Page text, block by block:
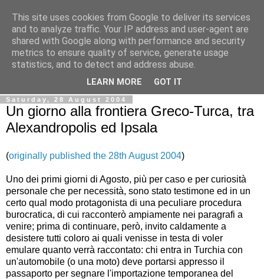
Ale Riolo's blog
Some posts are inEnglish , altri sono inItaliano , algunos
Español
Saturday, 28 August 2004
Un giorno alla frontiera Greco-Turca, tra
Alexandropolis ed Ipsala
(originally published the 28th August 2004)
Uno dei primi giorni di Agosto, più per caso e per curiosità
personale che per necessità, sono stato testimone ed in un
certo qual modo protagonista di una peculiare procedura
burocratica, di cui racconterò ampiamente nei paragrafi a
venire; prima di continuare, però, invito caldamente a
desistere tutti coloro ai quali venisse in testa di voler
emulare quanto verrà raccontato: chi entra in Turchia con
un'automobile (o una moto) deve portarsi appresso il
passaporto per segnare l'importazione temporanea del
This site uses cookies from Google to deliver its services
and to analyze traffic. Your IP address and user-agent are
shared with Google along with performance and security
metrics to ensure quality of service, generate usage
statistics, and to detect and address abuse.
LEARN MORE GOT IT